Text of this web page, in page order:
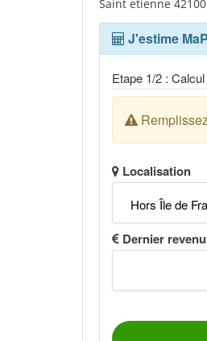
Saint etienne 42100